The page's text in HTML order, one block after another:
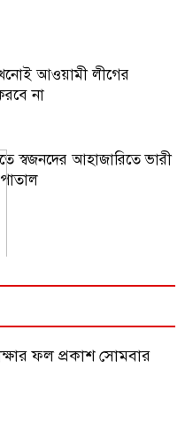
আওয়ামী লীগের
না
স্বজনদের আহাজারিতে ভারী
ফল প্রকাশ সোমবার